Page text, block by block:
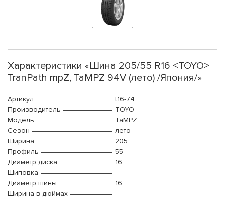
Характеристики «Шина 205/55 R16 <TOYO>
TranPath mpZ, TaMPZ 94V (лето) /Япония/»
Артикул
t16-74
Производитель
TOYO
Модель
TaMPZ
Сезон
лето
Ширина
205
Профиль
55
Диаметр диска
16
Шиповка
-
Диаметр шины
16
Ширина в дюймах
-